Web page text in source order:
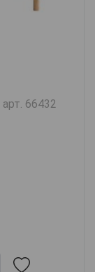
арт. 66432